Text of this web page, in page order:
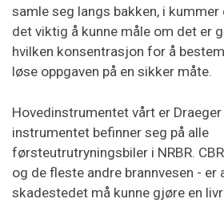
samle seg langs bakken, i kummer
det viktig å kunne måle om det er
hvilken konsentrasjon for å
løse oppgaven på en sikker måte.
Hovedinstrumentet vårt er
instrumentet befinner seg på alle
førsteutrutryningsbiler i NRBR.
og de fleste andre brannvesen - er
skadestedet må kunne gjøre en